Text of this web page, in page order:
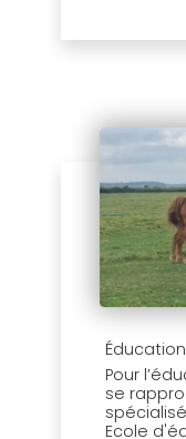
Pour
se
Ecole